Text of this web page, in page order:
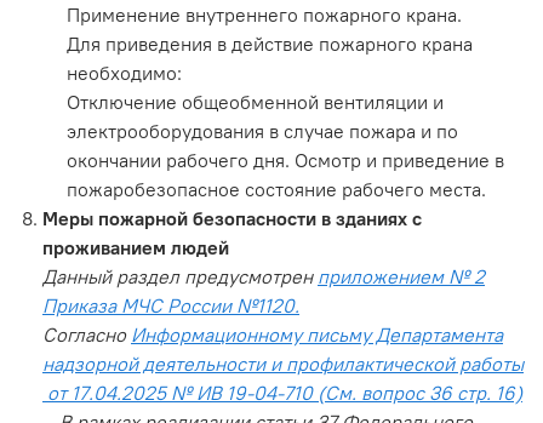
Применение внутреннего пожарного крана.
Для приведения в действие пожарного крана
необходимо:
Отключение общеобменной вентиляции и
электрооборудования в случае пожара и по
окончании рабочего дня. Осмотр и приведение в
пожаробезопасное состояние рабочего места.
Меры пожарной безопасности в зданиях с
проживанием людей
Данный раздел предусмотрен приложением № 2
Приказа МЧС России №1120.
Согласно Информационному письму Департамента
надзорной деятельности и профилактической работы
от 17.04.2025 № ИВ 19-04-710 (См. вопрос 36 стр. 16)